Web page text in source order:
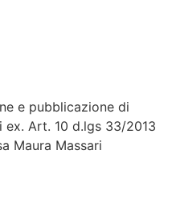
e pubblicazione di
Art. 10 d.lgs 33/2013
Maura Massari